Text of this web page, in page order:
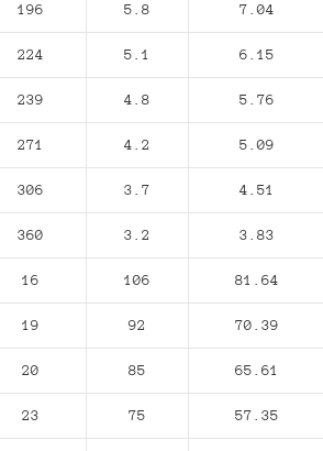
196 5.8 7.04
224 5.1 6.15
239 4.8 5.76
271 4.2 5.09
306 3.7 4.51
360 3.2 3.83
16 106 81.64
19 92 70.39
20 85 65.61
23 75 57.35